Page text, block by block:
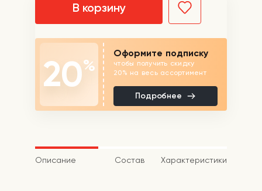
В корзину
20%
Оформите подписку
чтобы получить скидку
20% на весь ассортимент
Подробнее
Описание Состав Характеристики